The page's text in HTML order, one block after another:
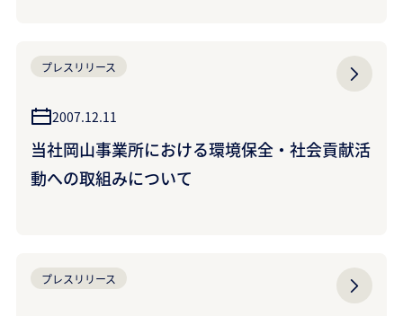
プレスリリース
2007.12.11
当社岡山事業所における環境保全・社会貢献活
動への取組みについて
プレスリリース